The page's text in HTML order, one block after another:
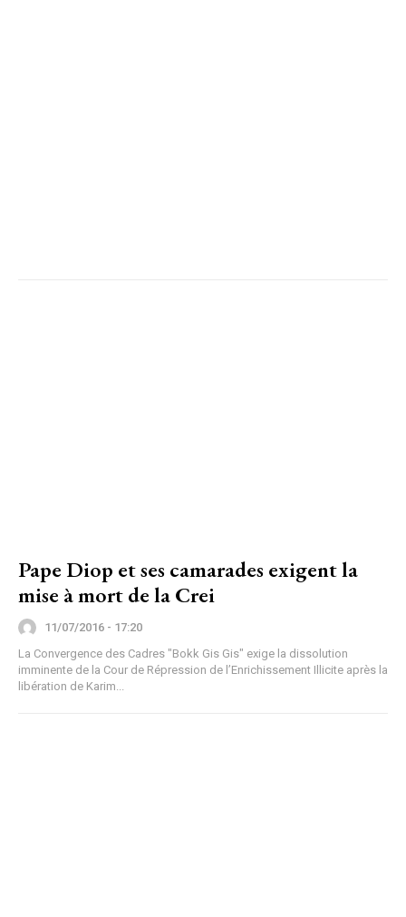
Pape Diop et ses camarades exigent la
mise à mort de la Crei
11/07/2016 - 17:20
La Convergence des Cadres "Bokk Gis Gis" exige la dissolution
imminente de la Cour de Répression de l’Enrichissement Illicite après la
libération de Karim...